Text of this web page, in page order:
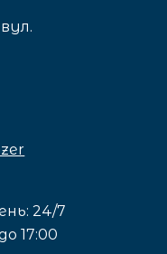
24/7
17:00